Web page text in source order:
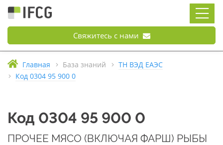
Свяжитесь с нами
Главная База знаний
ТН ВЭД ЕАЭС
Код 0304 95 900 0
Код 0304 95 900 0
ПРОЧЕЕ МЯСО (ВКЛЮЧАЯ ФАРШ) РЫБЫ